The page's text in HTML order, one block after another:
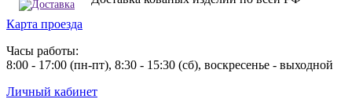
Карта проезда
Часы работы:
8:00 - 17:00 (пн-пт), 8:30 - 15:30 (сб), воскресенье - выходной
Личный кабинет